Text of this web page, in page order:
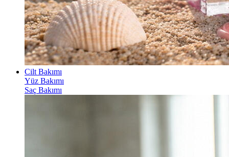
Cilt Bakımı
Yüz Bakımı
Saç Bakımı